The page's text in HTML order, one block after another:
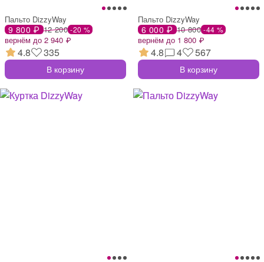
Пальто DizzyWay
9 800 ₽ 12 200 -20 %
вернём до 2 940 ₽
4.8 335
В корзину
Пальто DizzyWay
6 000 ₽ 10 800 -44 %
вернём до 1 800 ₽
4.8 4 567
В корзину